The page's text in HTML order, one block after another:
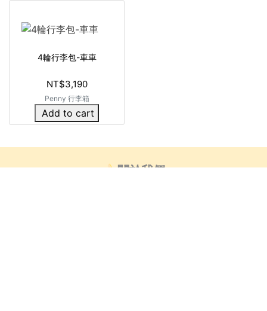
4輪行李包-車車
NT$3,190
Penny 行李箱
Add to cart
🍌關於我們